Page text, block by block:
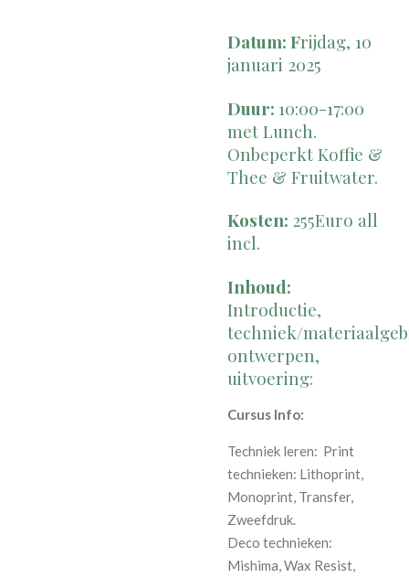
Datum: Frijdag, 10
januari 2025
Duur: 10:00-17:00
met Lunch.
Onbeperkt Koffie &
Thee & Fruitwater.
Kosten: 255Euro all
incl.
Inhoud:
Introductie,
techniek/
ontwerpen,
uitvoering:
Cursus Info:
Techniek leren: Print
technieken: Lithoprint,
Monoprint, Transfer,
Zweefdruk.
Deco technieken:
Mishima, Wax Resist,